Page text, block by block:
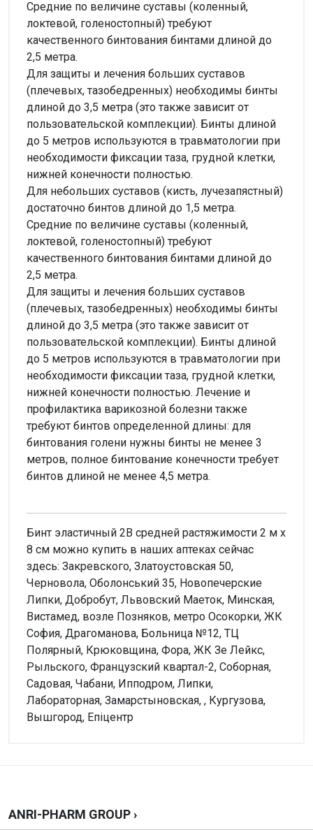
Средние по величине суставы (коленный,
локтевой, голеностопный) требуют
качественного бинтования бинтами длиной до
2,5 метра.
Для защиты и лечения больших суставов
(плечевых, тазобедренных) необходимы бинты
длиной до 3,5 метра (это также зависит от
пользовательской комплекции). Бинты длиной
до 5 метров используются в травматологии при
необходимости фиксации таза, грудной клетки,
нижней конечности полностью.
Для небольших суставов (кисть, лучезапястный)
достаточно бинтов длиной до 1,5 метра.
Средние по величине суставы (коленный,
локтевой, голеностопный) требуют
качественного бинтования бинтами длиной до
2,5 метра.
Для защиты и лечения больших суставов
(плечевых, тазобедренных) необходимы бинты
длиной до 3,5 метра (это также зависит от
пользовательской комплекции). Бинты длиной
до 5 метров используются в травматологии при
необходимости фиксации таза, грудной клетки,
нижней конечности полностью. Лечение и
профилактика варикозной болезни также
требуют бинтов определенной длины: для
бинтования голени нужны бинты не менее 3
метров, полное бинтование конечности требует
бинтов длиной не менее 4,5 метра.
Бинт эластичный 2В средней растяжимости 2 м x
8 см можно купить в наших аптеках сейчас
здесь: Закревского, Златоустовская 50,
Черновола, Оболонський 35, Новопечерские
Липки, Добробут, Львовский Маеток, Минская,
Вистамед, возле Позняков, метро Осокорки, ЖК
София, Драгоманова, Больница №12, ТЦ
Полярный, Крюковщина, Фора, ЖК Зе Лейкс,
Рыльского, Французский квартал-2, Соборная,
Садовая, Чабани, Ипподром, Липки,
Лабораторная, Замарстыновская, , Кургузова,
Вышгород, Епіцентр
Написать отзыв
ANRI-PHARM GROUP ›